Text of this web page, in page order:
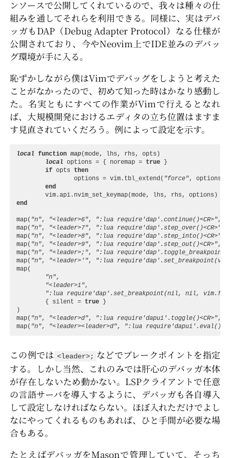
ンソースで公開してくれているので、我々は種々の仕
組みを通してそれらを利用できる。同様に、実はデバ
ッガもDAP（Debug Adapter Protocol）なる仕様が
公開されており、今やNeovim上でIDE並みのデバッ
グ環境が手に入る。
恥ずかしながら僕はVimでデバッグをしようと考えた
ことがなかったので、初めて知った時はかなり感動し
た。名実ともにすべての作業がVimで行えるとなれ
ば、大規模開発におけるエディタの立ち位置はますま
す見直されていくだろう。例によって設定を示す。
local function map(mode, lhs , rhs , opts )
local options = { noremap = true }
if opts
then
options = vim.tbl_extend ( "force", options
end
vim.api. nvim_set_keymap(mode, lhs , rhs , options )
end
map( "n", "<leader>6", ":lua require'dap'.continue()<CR>",
map( "n", "<leader>7", ":lua require'dap'.step_over()<CR>"
map( "n", "<leader>8", ":lua require'dap'.step_into()<CR>"
map( "n", "<leader>9", ":lua require'dap'.step_out()<CR>",
map( "n", "<leader>;",
":lua
map( "n", "<leader>'",
":lua
map(
"n",
"<leader>i",
":lua require'dap'.set_breakpoint(nil, nil,
{ silent = true }
)
map( "n", "<leader>d", ":lua require'dapui'.toggle()<CR>",
map( "n", "<leader><leader>d", ":lua
この例では <leader>; などでブレークポイントを指定
する。しかし当然、これのみでは肝心のデバッガ本体
が存在しないため動かない。LSPクライアントで任意
の言語サーバを導入するように、デバッガも各自導入
して設定しなければならない。ほぼ入れただけでよし
なにやってくれるものもあれば、ひと手間が必要な場
合もある。
たとえばデバッガをMasonで管理していて、そっち